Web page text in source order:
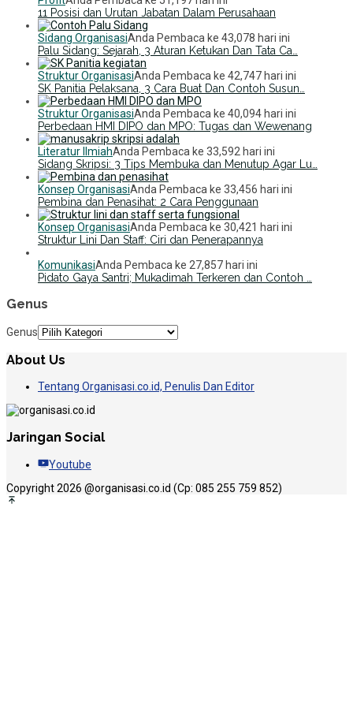
11 Posisi dan Urutan Jabatan Dalam Perusahaan
Sidang OrganisasiAnda Pembaca ke 43,078 hari ini
Palu Sidang: Sejarah, 3 Aturan Ketukan Dan Tata Ca…
Struktur OrganisasiAnda Pembaca ke 42,747 hari ini
SK Panitia Pelaksana, 3 Cara Buat Dan Contoh Susun…
Struktur OrganisasiAnda Pembaca ke 40,094 hari ini
Perbedaan HMI DIPO dan MPO: Tugas dan Wewenang
Literatur IlmiahAnda Pembaca ke 33,592 hari ini
Sidang Skripsi: 3 Tips Membuka dan Menutup Agar Lu…
Konsep OrganisasiAnda Pembaca ke 33,456 hari ini
Pembina dan Penasihat: 2 Cara Penggunaan
Konsep OrganisasiAnda Pembaca ke 30,421 hari ini
Struktur Lini Dan Staff: Ciri dan Penerapannya
KomunikasiAnda Pembaca ke 27,857 hari ini
Pidato Gaya Santri; Mukadimah Terkeren dan Contoh …
Genus
Genus
About Us
Tentang Organisasi.co.id, Penulis Dan Editor
Jaringan Social
Youtube
Copyright 2026 @organisasi.co.id (Cp: 085 255 759 852)